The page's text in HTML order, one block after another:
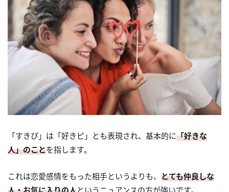
「すきぴ」は「好きピ」とも表現され、基本的に「好きな
人」のことを指します。
これは恋愛感情をもった相手というよりも、 とても仲良しな
人・お気に入りの人というニュアンスの方が強いです。